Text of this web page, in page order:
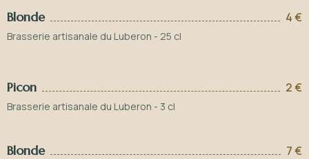
Blonde 4 €
Brasserie artisanale du Luberon - 25 cl
Picon 2 €
Brasserie artisanale du Luberon - 3 cl
Blonde 7 €